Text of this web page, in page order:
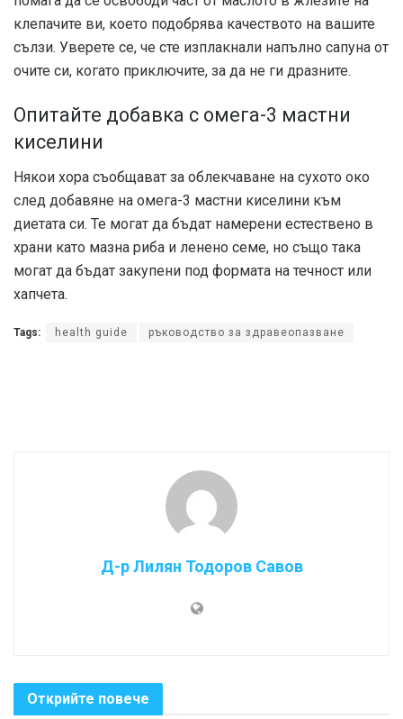
клепачите ви, което подобрява качеството на вашите
сълзи. Уверете се, че сте изплакнали напълно сапуна от
очите си, когато приключите, за да не ги дразните.
Опитайте добавка с омега-3 мастни
киселини
Някои хора съобщават за облекчаване на сухото око
след добавяне на омега-3 мастни киселини към
диетата си. Те могат да бъдат намерени естествено в
храни като мазна риба и ленено семе, но също така
могат да бъдат закупени под формата на течност или
хапчета.
Tags: health guide ръководство за здравеопазване
Д-р Лилян Тодоров Савов
Открийте повече